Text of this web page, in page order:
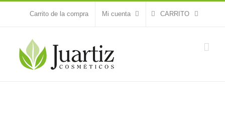
Carrito de la compra Mi cuenta CARRITO